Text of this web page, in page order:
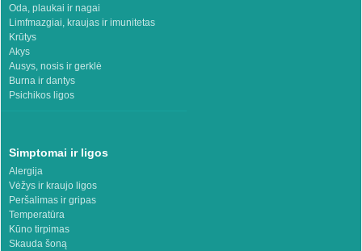
Oda, plaukai ir nagai
Limfmazgiai, kraujas ir imunitetas
Krūtys
Akys
Ausys, nosis ir gerklė
Burna ir dantys
Psichikos ligos
Simptomai ir ligos
Alergija
Vėžys ir kraujo ligos
Peršalimas ir gripas
Temperatūra
Kūno tirpimas
Skauda šoną